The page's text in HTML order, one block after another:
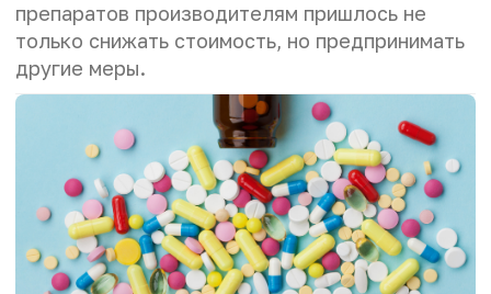
препаратов производителям пришлось не
только снижать стоимость, но предпринимать
другие меры.